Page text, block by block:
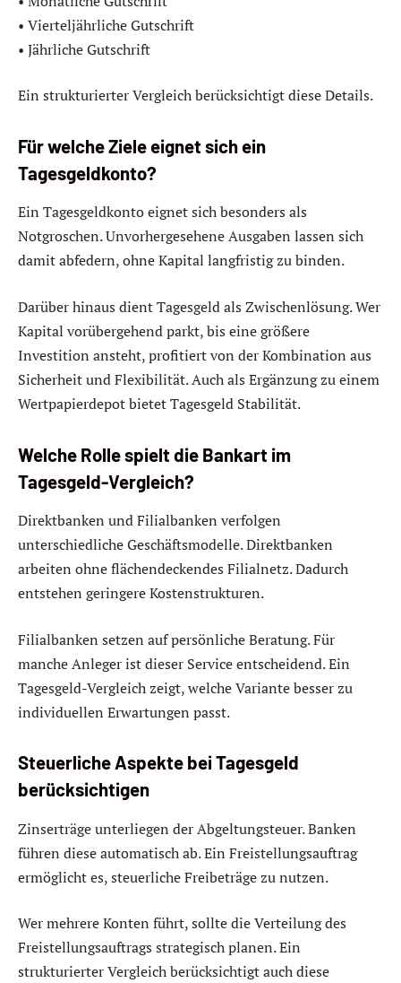
• Vierteljährliche Gutschrift
• Jährliche Gutschrift
Ein strukturierter Vergleich berücksichtigt diese Details.
Für welche Ziele eignet sich ein
Tagesgeldkonto?
Ein Tagesgeldkonto eignet sich besonders als
Notgroschen. Unvorhergesehene Ausgaben lassen sich
damit abfedern, ohne Kapital langfristig zu binden.
Darüber hinaus dient Tagesgeld als Zwischenlösung. Wer
Kapital vorübergehend parkt, bis eine größere
Investition ansteht, profitiert von der Kombination aus
Sicherheit und Flexibilität. Auch als Ergänzung zu einem
Wertpapierdepot bietet Tagesgeld Stabilität.
Welche Rolle spielt die Bankart im
Tagesgeld-Vergleich?
Direktbanken und Filialbanken verfolgen
unterschiedliche Geschäftsmodelle. Direktbanken
arbeiten ohne flächendeckendes Filialnetz. Dadurch
entstehen geringere Kostenstrukturen.
Filialbanken setzen auf persönliche Beratung. Für
manche Anleger ist dieser Service entscheidend. Ein
Tagesgeld-Vergleich zeigt, welche Variante besser zu
individuellen Erwartungen passt.
Steuerliche Aspekte bei Tagesgeld
berücksichtigen
Zinserträge unterliegen der Abgeltungsteuer. Banken
führen diese automatisch ab. Ein Freistellungsauftrag
ermöglicht es, steuerliche Freibeträge zu nutzen.
Wer mehrere Konten führt, sollte die Verteilung des
Freistellungsauftrags strategisch planen. Ein
strukturierter Vergleich berücksichtigt auch diese